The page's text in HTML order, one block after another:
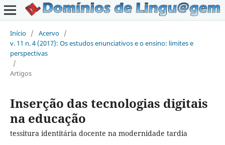
Início / Acervo /
v. 11 n. 4 (2017): Os estudos enunciativos e o ensino: limites e
perspectivas
/
Artigos
Inserção das tecnologias digitais
na educação
tessitura identitária docente na modernidade tardia